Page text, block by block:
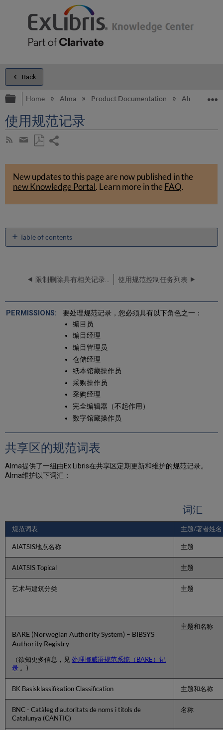
Back
Expand/collapse global hierarchy
Home Alma Product Documentation Alma Online
使用规范记录
Subscribe
RSS
Share
by
email
as
PDF
New updates to this page are now published in the
new Knowledge Portal. Learn more in theFAQ.
Table of contents
表
于
Alma
的
规
范
管
本
地
范
定
义
创
建
规
记
录
使
元
数
据
编
辑
使用规范控制任务列表
要处理规范记录，您必须具有以下角色之一：
编目员
编目经理
编目管理员
仓储经理
纸本馆藏操作员
采购操作员
采购经理
完全编辑器（不起作用）
数字馆藏操作员
共享区的规范词表
Alma提供了一组由Ex Libris在共享区定期更新和维护的规范记录。
Alma维护以下词汇：
词汇
规范词表 主题/著者姓名
AIATSIS地点名称 主题
AIATSIS Topical 主题
艺术与建筑分类 主题
BARE (Norwegian Authority System) – BIBSYS
Authority Registry
（欲知更多信息，见 处理挪威语规范系统（BARE）记
录。)
主题和名称
BK Basisklassifikation Classification 主题和名称
BNC - Catàleg d’autoritats de noms i títols de
Catalunya (CANTIC)
名称